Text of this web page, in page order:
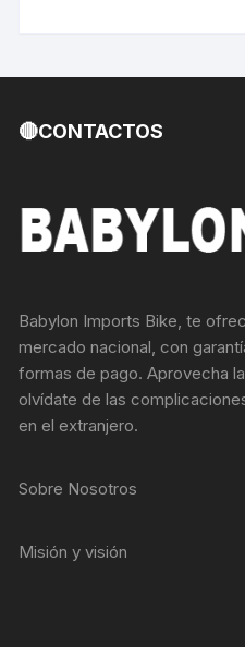
🔴CONTACTOS
Babylon Imports Bike, te
mercado nacional, con
formas de pago. Aprovecha
olvídate de las
en el extranjero.
Sobre Nosotros
Misión y visión